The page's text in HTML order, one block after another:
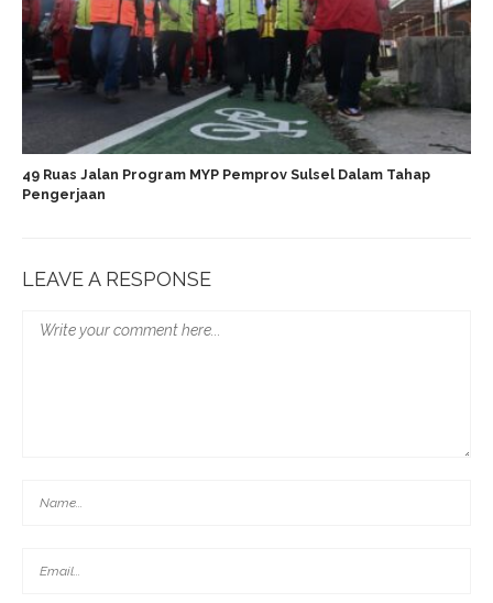
49 Ruas Jalan Program MYP Pemprov Sulsel Dalam Tahap
Pengerjaan
LEAVE A RESPONSE